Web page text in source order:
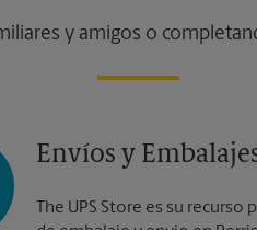
y amigos o
Envíos y
The UPS Store es su recurso